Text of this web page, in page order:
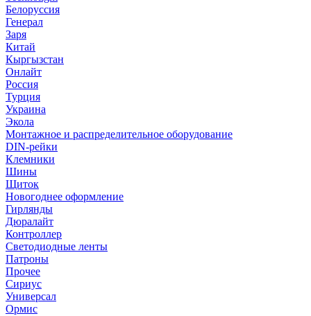
Белоруссия
Генерал
Заря
Китай
Кыргызстан
Онлайт
Россия
Турция
Украина
Экола
Монтажное и распределительное оборудование
DIN-рейки
Клемники
Шины
Щиток
Новогоднее оформление
Гирлянды
Дюралайт
Контроллер
Светодиодные ленты
Патроны
Прочее
Сириус
Универсал
Ормис